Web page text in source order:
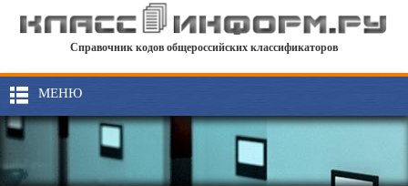
Справочник кодов общероссийских классификаторов
МЕНЮ